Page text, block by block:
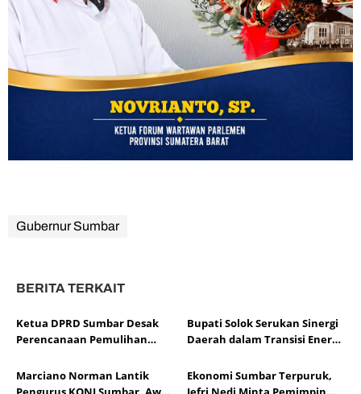
Gubernur Sumbar
BERITA TERKAIT
Ketua DPRD Sumbar Desak
Perencanaan Pemulihan
Bupati Solok Serukan Sinergi
Daerah dalam Transisi Energi
Marciano Norman Lantik
Ekonomi Sumbar Terpuruk,